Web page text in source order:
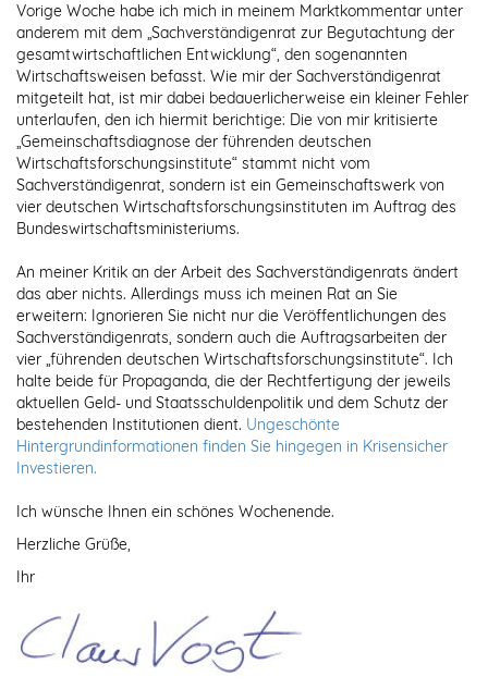
Vorige Woche habe ich mich in meinem Marktkommentar unter
anderem mit dem „Sachverständigenrat zur Begutachtung der
gesamtwirtschaftlichen Entwicklung“, den sogenannten
Wirtschaftsweisen befasst. Wie mir der Sachverständigenrat
mitgeteilt hat, ist mir dabei bedauerlicherweise ein kleiner Fehler
unterlaufen, den ich hiermit berichtige: Die von mir kritisierte
„Gemeinschaftsdiagnose der führenden deutschen
Wirtschaftsforschungsinstitute“ stammt nicht vom
Sachverständigenrat, sondern ist ein Gemeinschaftswerk von
vier deutschen Wirtschaftsforschungsinstituten im Auftrag des
Bundeswirtschaftsministeriums.
An meiner Kritik an der Arbeit des Sachverständigenrats ändert
das aber nichts. Allerdings muss ich meinen Rat an Sie
erweitern: Ignorieren Sie nicht nur die Veröffentlichungen des
Sachverständigenrats, sondern auch die Auftragsarbeiten der
vier „führenden deutschen Wirtschaftsforschungsinstitute“. Ich
halte beide für Propaganda, die der Rechtfertigung der jeweils
aktuellen Geld- und Staatsschuldenpolitik und dem Schutz der
bestehenden Institutionen dient. Ungeschönte
Hintergrundinformationen finden Sie hingegen in Krisensicher
Investieren.
Ich wünsche Ihnen ein schönes Wochenende.
Herzliche Grüße,
Ihr